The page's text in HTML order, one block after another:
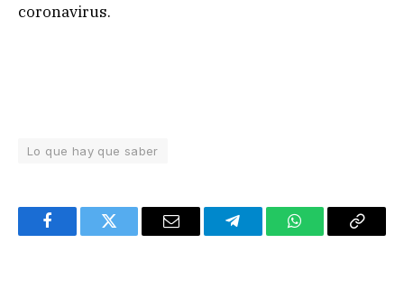
coronavirus.
Lo que hay que saber
FacebookTwitter Email TelegramWhatsAppCopy